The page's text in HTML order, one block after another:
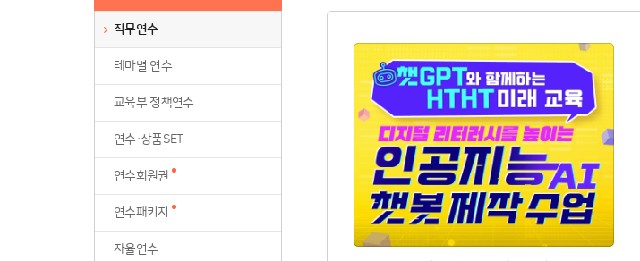
교육부 정책연수
연수·상품SET
연수회원권
연수패키지
자율연수
위탁연수
쌤바이브
직무연수
테마별 연수
교육부 정책연수
연수·상품SET
연수회원권
연수패키지
자율연수